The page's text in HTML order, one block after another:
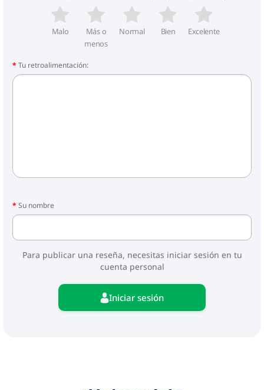
Malo
Más o
menos
Normal Bien Excelente
Tu retroalimentación:
Su nombre
Para publicar una reseña, necesitas iniciar sesión en tu
cuenta personal
Iniciar sesión